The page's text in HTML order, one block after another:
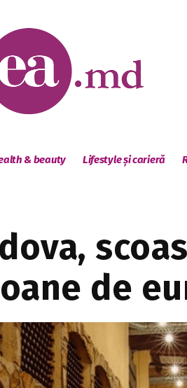
& beauty Lifestyle și carieră
de